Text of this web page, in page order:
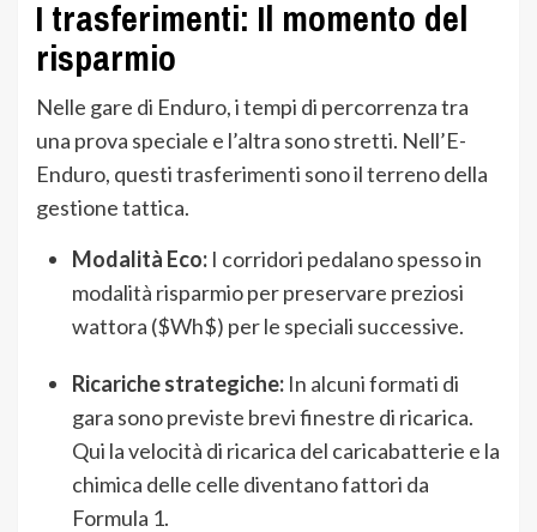
I trasferimenti: Il momento del
risparmio
Nelle gare di Enduro, i tempi di percorrenza tra
una prova speciale e l’altra sono stretti. Nell’E-
Enduro, questi trasferimenti sono il terreno della
gestione tattica.
Modalità Eco: I corridori pedalano spesso in
modalità risparmio per preservare preziosi
wattora ($Wh$) per le speciali successive.
Ricariche strategiche: In alcuni formati di
gara sono previste brevi finestre di ricarica.
Qui la velocità di ricarica del caricabatterie e la
chimica delle celle diventano fattori da
Formula 1.